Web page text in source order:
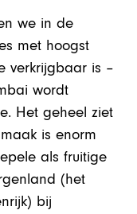
we in de
met hoogst
verkrijgbaar is –
wordt
Het geheel ziet
is enorm
als fruitige
(het
bij